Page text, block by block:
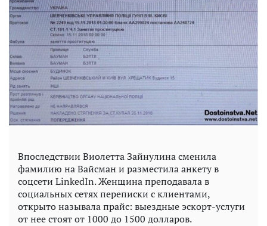
Впоследствии Виолетта Зайнулина сменила
фамилию на Вайсман и разместила анкету в
соцсети LinkedIn. Женщина преподавала в
социальных сетях переписки с клиентами,
открыто называла прайс: выездные эскорт-услуги
от нее стоят от 1000 до 1500 долларов.